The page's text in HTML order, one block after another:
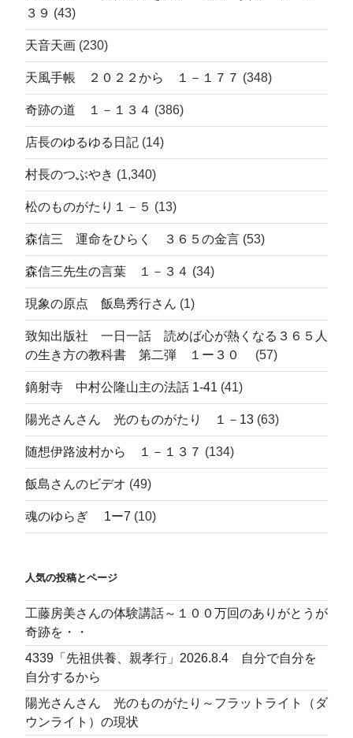
３９ (43)
天音天画 (230)
天風手帳 ２０２２から １－１７７ (348)
奇跡の道 １－１３４ (386)
店長のゆるゆる日記 (14)
村長のつぶやき (1,340)
松のものがたり１－５ (13)
森信三 運命をひらく ３６５の金言 (53)
森信三先生の言葉 １－３４ (34)
現象の原点 飯島秀行さん (1)
致知出版社 一日一話 読めば心が熱くなる３６５人
の生き方の教科書 第二弾 １ー３０
(57)
鏑射寺 中村公隆山主の法話 1-41 (41)
陽光さんさん 光のものがたり １－13 (63)
随想伊路波村から １－１３７ (134)
飯島さんのビデオ (49)
魂のゆらぎ 1ー7 (10)
人気の投稿とページ
工藤房美さんの体験講話～１００万回のありがとうが
奇跡を・・
4339「先祖供養、親孝行」2026.8.4 自分で自分を
自分するから
陽光さんさん 光のものがたり～フラットライト（ダ
ウンライト）の現状